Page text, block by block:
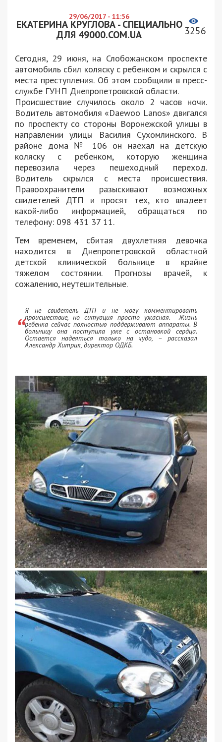
29/06/2017 - 11:56
ЕКАТЕРИНА КРУГЛОВА - СПЕЦИАЛЬНО
ДЛЯ 49000.COM.UA
3256
Сегодня, 29 июня, на Слобожанском проспекте
автомобиль сбил коляску с ребенком и скрылся с
места преступления. Об этом сообщили в пресс-
службе ГУНП Днепропетровской области.
Происшествие случилось около 2 часов ночи.
Водитель автомобиля «Daewoo Lanos» двигался
по проспекту со стороны Воронежской улицы в
направлении улицы Василия Сухомлинского. В
районе дома № 106 он наехал на детскую
коляску с ребенком, которую женщина
перевозила через пешеходный переход.
Водитель скрылся с места происшествия.
Правоохранители разыскивают возможных
свидетелей ДТП и просят тех, кто владеет
какой-либо информацией, обращаться по
телефону: 098 431 37 11.
Тем временем, сбитая двухлетняя девочка
находится в Днепропетровской областной
детской клинической больнице в крайне
тяжелом состоянии. Прогнозы врачей, к
сожалению, неутешительные.
Я не свидетель ДТП и не могу комментировать
происшествие, но ситуация просто ужасная. Жизнь
ребенка сейчас полностью поддерживают аппараты. В
больницу она поступила уже с остановкой сердца.
Остается надеяться только на чудо, – рассказал
Александр Хитрик, директор ОДКБ.